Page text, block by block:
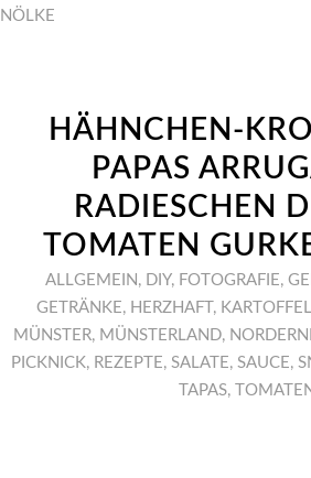
NÖLKE
HÄHNCHEN-
PAPAS
RADIESCHEN
TOMATEN
ALLGEMEIN , DIY, FOTOGRAFIE,
GETRÄNKE, HERZHAFT,
MÜNSTER, MÜNSTERLAND,
PICKNICK, REZEPTE, SALATE, SAUCE,
TAPAS,